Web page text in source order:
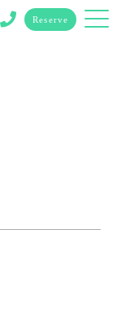
Reserve